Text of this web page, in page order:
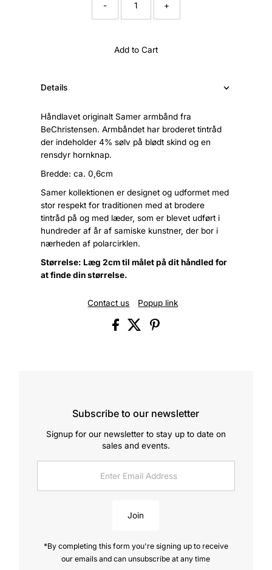
- +
Add to Cart
Details
Håndlavet originalt Samer armbånd fra
BeChristensen. Armbåndet har broderet tintråd
der indeholder 4% sølv på blødt skind og en
rensdyr hornknap.
Bredde: ca. 0,6cm
Samer kollektionen er designet og udformet med
stor respekt for traditionen med at brodere
tintråd på og med læder, som er blevet udført i
hundreder af år af samiske kunstner, der bor i
nærheden af polarcirklen.
Størrelse: Læg 2cm til målet på dit håndled for
at finde din størrelse.
Contact us Popup link
Subscribe to our newsletter
Signup for our newsletter to stay up to date on
sales and events.
Address
Join
*By completing this form you're signing up to receive
our emails and can unsubscribe at any time